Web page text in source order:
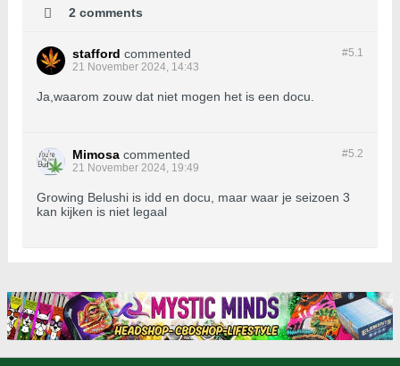
2 comments
#5.1
stafford commented
21 November 2024, 14:43
Ja,waarom zouw dat niet mogen het is een docu.
#5.2
Mimosa commented
21 November 2024, 19:49
Growing Belushi is idd en docu, maar waar je seizoen 3
kan kijken is niet legaal